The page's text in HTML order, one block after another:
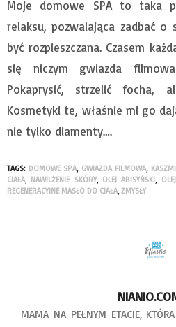
Moje domowe SPA to taka
relaksu, pozwalająca zadbać o
być rozpieszczana. Czasem
się niczym gwiazda
Pokaprysić, strzelić focha,
Kosmetyki te, właśnie mi go
nie tylko diamenty….
TAGS: DOMOWE SPA GWIAZDA FILMOWA
CIAŁA
NAWILŻENIE SKÓRY, OLEJ ABISYŃSKI
REGENERACYJNE MASŁO DO CIAŁA ZMYSŁY
MAMA NA PEŁNYM ETACIE,